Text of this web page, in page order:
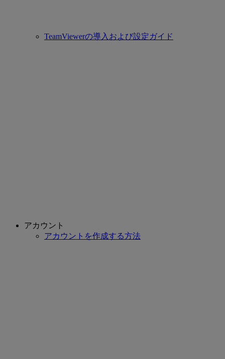
TeamViewerの導入および設定ガイド
アカウント
アカウントを作成する方法